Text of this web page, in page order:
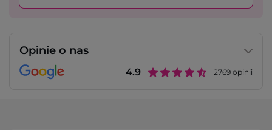
Opinie o nas
4.9 2769 opinii